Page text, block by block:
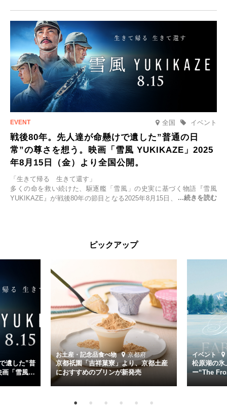
2025年9月12日(金)より発売いたします。
全国 イベント
戦後80年。先人達が命懸けで遺した”普通の日
常”の尊さを想う。映画「雪風 YUKIKAZE」2025
年8月15日（金）より全国公開。
「生きて帰る 生きて還す」
多くの命を救い続けた、駆逐艦「雪風」の史実に基づく物語『雪風
YUKIKAZE』が戦後80年の節目となる2025年8月15日、全国公開され
くの仲間の命を救い帰還させ、戦後まで生き抜き「幸運艦」と呼ばれ
主演は「雪風」の艦長・寺澤一利を演じる竹野内豊。先任伍長・早瀬
幸平を玉木宏が演じるほか、奥平大兼、田中麗奈、石丸幹二、益岡徹
など実力派俳優が共演。そして戦艦大和と運命を共にした帝国海軍・
第二艦隊司令長官、伊藤整一を中井貴一が圧倒的な存在感で演じ切
る。
時代が再び、分断と暴力に揺れる現代。本作は「同じ過ちを繰り返す
道を歩んではいないか」と、彼らが命をかけて守りたいと願っ
た”今”を生きる私達に問いかける。戦後80年、戦争の記憶が薄れゆく
今だからこそ、尊い平和の価値を未来に繋ぐ作品『雪風 YUKIKAZE』
を多くの方にご覧いただきたい。
ピックアップ
遺した”普
画「雪風
お土産・記念品食べ物 京都府
京都祇園「吉祥菓寮」より、京都土産
におすすめのプリンが新発売
イベント
松原湖の氷
ー“The